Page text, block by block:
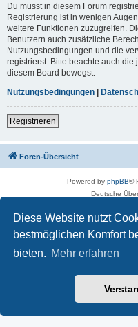
Diese Website nutzt
bestmöglichen Komfort
bieten. Mehr erfahren
Du musst in diesem Forum
Registrierung ist in wenigen
weitere Funktionen zuzugreifen.
Benutzern auch zusätzliche
Nutzungsbedingungen und die
registrierst. Bitte beachte auch
diesem Board bewegst.
Nutzungsbedingungen |
Registrieren
Foren-Übersicht
Powered by phpBB®
Deutsche